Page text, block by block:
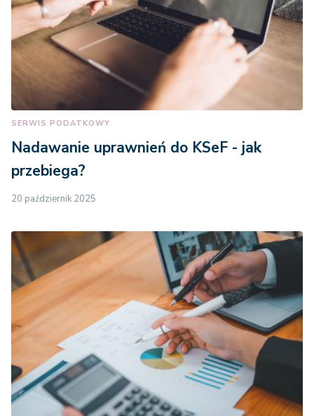
SERWIS PODATKOWY
Nadawanie uprawnień do KSeF - jak
przebiega?
20 październik 2025